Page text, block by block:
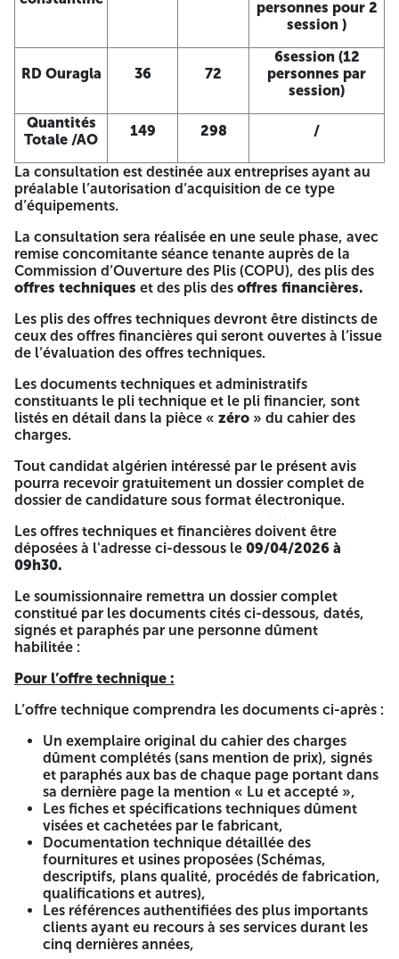
doit en aucun cas comporter des indications sur les prix
sous peine de rejet de l’offre. Pour l’offre financière : L’offre
financière comprendra les documents ci-après : La lettre
de soumission financière établie suivant modèle en annexe
A02 dûment signée. Le Bordereau des prix détaillés de
cacheté sur toutes les pages et toutes les pièces ayant trait
aux prix et au montant de l’offre conformément à l’annexe
l’annexe B2 de la pièce II. Le projet de contrat (pièce I),
dûment complété, paraphé et signé par une personne
habilitée. La fourniture d’un support magnétique
et PDF sur CD-Rom. Les séances d'ouverture des plis sont
publiques et auront lieu à l'adresse citée ci-dessous. Les
soumissionnaires intéressés peuvent obtenir des
informations supplémentaires sur le dossier de la
à l’adresse ci - dessous : SONELGAZ-Services. Spa Direction
Centrale Qualification, Achats et Ventes (DCQAV) Pavillon
N° 2, Route Nationale N° 38, Gué de Constantine – Alger
Les soumissionnaires resteront engagés par leurs offres
pendant Cent Vingt (120) jours à compter de la date de
l’ouverture des plis. A -=-=-=-
Société Algérienne de l’Electricité et du Gaz - Services
Direction Centrale Qualifications Achats et Ventes
NIF : 000916097918989
AVIS DE CONSULTATION N°10/Cons/DCQAV/2026
La Société Algérienne de l’Electricité et du Gaz - Services
(Sonelgaz-Services Spa)/(DCQAV), lance un avis de
consultation après trois appel d’offres infructueux, pour :
L’ACQUISITION DES SYSTEMES DE THERMO- VISION
LE COMPTE DE SONELGAZ-DISTRIBUTION
conformément au détail cité ci-après :
Région de
distribution
Quantités
(U) /région
Nombre
d'agent à
former
Nombre de session
RD Oran 12 24
2 session (12
personnes par
session)
RD Blida 20
4 session (10
session)
personnes pour 2
session )
RD Ouragla 36 72
6session (12
personnes par
session)
Quantités
Totale /AO
149 298 /
La consultation est destinée aux entreprises ayant au
préalable l’autorisation d’acquisition de ce type
d’équipements.
La consultation sera réalisée en une seule phase, avec
remise concomitante séance tenante auprès de la
Commission d’Ouverture des Plis (COPU), des plis des
offres techniques et des plis des offres financières.
Les plis des offres techniques devront être distincts de
ceux des offres financières qui seront ouvertes à l’issue
de l’évaluation des offres techniques.
Les documents techniques et administratifs
constituants le pli technique et le pli financier, sont
listés en détail dans la pièce « zéro » du cahier des
charges.
Tout candidat algérien intéressé par le présent avis
pourra recevoir gratuitement un dossier complet de
dossier de candidature sous format électronique.
Les offres techniques et financières doivent être
déposées à l'adresse ci-dessous le 09/04/2026 à
09h30.
Le soumissionnaire remettra un dossier complet
constitué par les documents cités ci-dessous, datés,
signés et paraphés par une personne dûment
habilitée :
Pour l’offre technique :
L’offre technique comprendra les documents ci-après :
Un exemplaire original du cahier des charges
dûment complétés (sans mention de prix), signés
et paraphés aux bas de chaque page portant dans
sa dernière page la mention « Lu et accepté »,
Les fiches et spécifications techniques dûment
visées et cachetées par le fabricant,
Documentation technique détaillée des
fournitures et usines proposées (Schémas,
descriptifs, plans qualité, procédés de fabrication,
qualifications et autres),
Les références authentifiées des plus importants
clients ayant eu recours à ses services durant les
cinq dernières années,